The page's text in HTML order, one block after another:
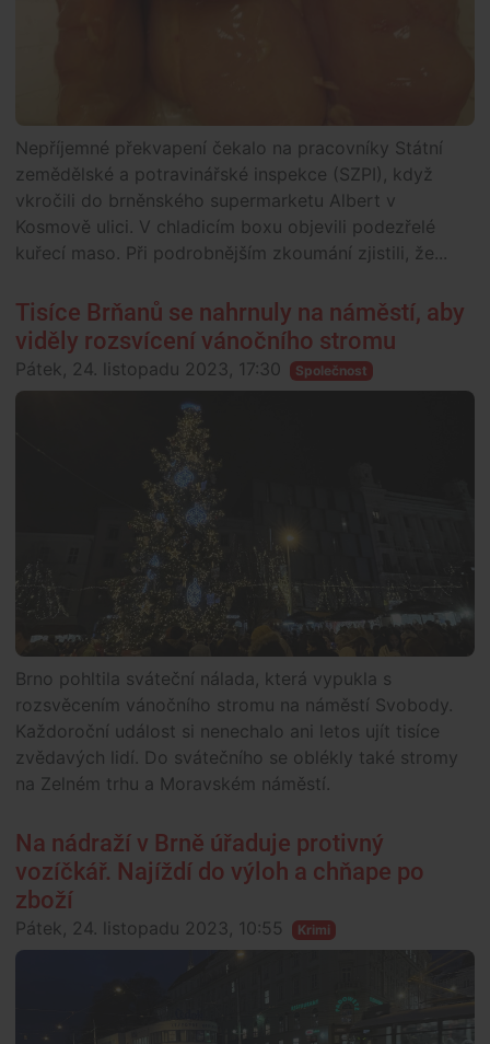
Nepříjemné překvapení čekalo na pracovníky Státní
zemědělské a potravinářské inspekce (SZPI), když
vkročili do brněnského supermarketu Albert v
Kosmově ulici. V chladicím boxu objevili podezřelé
kuřecí maso. Při podrobnějším zkoumání zjistili, že...
Tisíce Brňanů se nahrnuly na náměstí, aby
viděly rozsvícení vánočního stromu
Pátek, 24. listopadu 2023, 17:30 Společnost
Brno pohltila sváteční nálada, která vypukla s
rozsvěcením vánočního stromu na náměstí Svobody.
Každoroční událost si nenechalo ani letos ujít tisíce
zvědavých lidí. Do svátečního se oblékly také stromy
na Zelném trhu a Moravském náměstí.
Na nádraží v Brně úřaduje protivný
vozíčkář. Najíždí do výloh a chňape po
zboží
Pátek, 24. listopadu 2023, 10:55 Krimi